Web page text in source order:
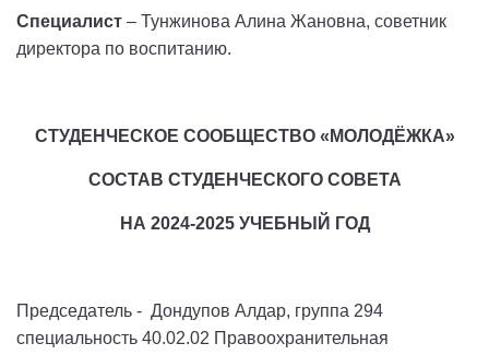
Специалист – Тунжинова Алина Жановна, советник
директора по воспитанию.
СТУДЕНЧЕСКОЕ СООБЩЕСТВО «МОЛОДЁЖКА»
СОСТАВ СТУДЕНЧЕСКОГО СОВЕТА
НА 2024-2025 УЧЕБНЫЙ ГОД
Председатель - Дондупов Алдар, группа 294
специальность 40.02.02 Правоохранительная